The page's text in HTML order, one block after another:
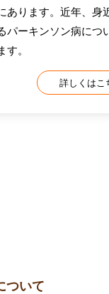
あります。近年、身
パーキンソン病につ
す。
詳しくはこ
ついて